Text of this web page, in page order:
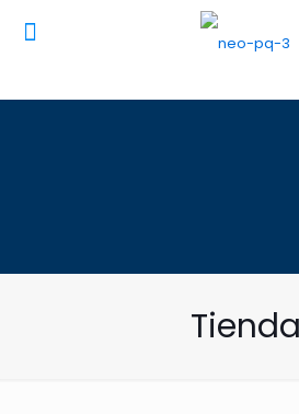
Tienda